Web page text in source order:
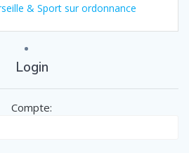
& Sport sur ordonnance
Login
Compte: